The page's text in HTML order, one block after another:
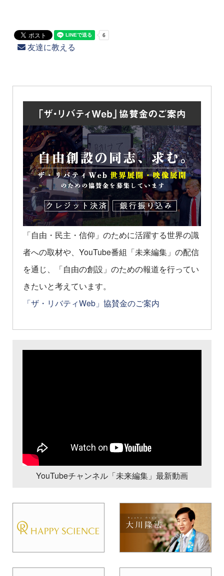
友達に教える
「自由・民主・信仰」のために活躍する世界の識
者への取材や、YouTube番組「未来編集」の配信
を通じ、「自由の創設」のための報道を行ってい
きたいと考えています。
「ザ・リバティWeb」協賛金のご案内
YouTubeチャンネル「未来編集」最新動画